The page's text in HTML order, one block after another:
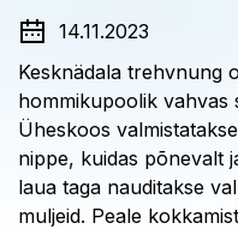
14.11.2023
Kesknädala trehvnung
hommikupoolik vahvas
Üheskoos
nippe, kuidas põnevalt
laua taga nauditakse
muljeid. Peale